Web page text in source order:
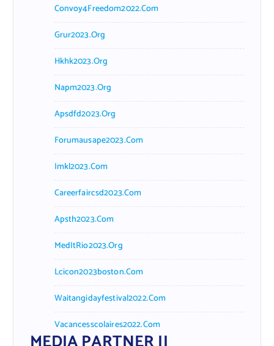
Convoy4Freedom2022.com
Grur2023.org
Hkhk2023.org
Napm2023.org
Apsdfd2023.org
Forumausape2023.com
Imkl2023.com
Careerfaircsd2023.com
Apsth2023.com
MedItRio2023.org
Lcicon2023boston.com
Waitangidayfestival2022.com
Vacancesscolaires2022.com